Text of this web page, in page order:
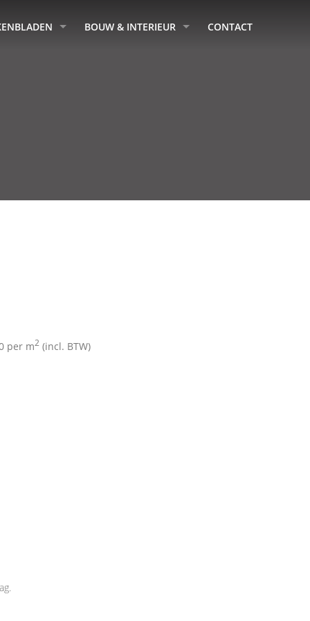
BOUW & INTERIEUR CONTACT
per m2 (incl. BTW)